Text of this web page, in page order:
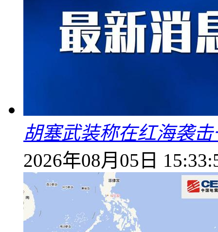
胡塞武装称在红海袭
2026年08月05日